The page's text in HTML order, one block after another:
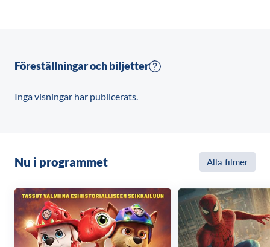
Föreställningar och biljetter
Inga visningar har publicerats.
Nu i programmet Alla filmer